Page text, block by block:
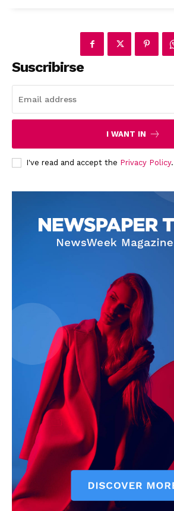
News Week
Magazine PRO
SUBSCRIBE NOW
Company
About
Contact us
Subscription Plans
My account
Quintana Roo
Cancún
Chetumal
Playa del Carmen
Suscribirse
I WANT IN
I've read and accept the Privacy Policy.